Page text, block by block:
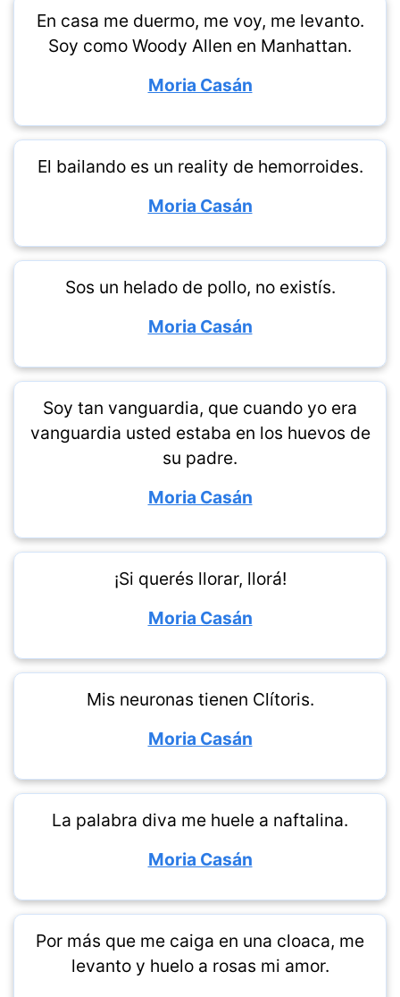
En casa me duermo, me voy, me levanto.
Soy como Woody Allen en Manhattan.
Moria Casán
El bailando es un reality de hemorroides.
Moria Casán
Sos un helado de pollo, no existís.
Moria Casán
Soy tan vanguardia, que cuando yo era
vanguardia usted estaba en los huevos de
su padre.
Moria Casán
¡Si querés llorar, llorá!
Moria Casán
Mis neuronas tienen Clítoris.
Moria Casán
La palabra diva me huele a naftalina.
Moria Casán
Por más que me caiga en una cloaca, me
levanto y huelo a rosas mi amor.